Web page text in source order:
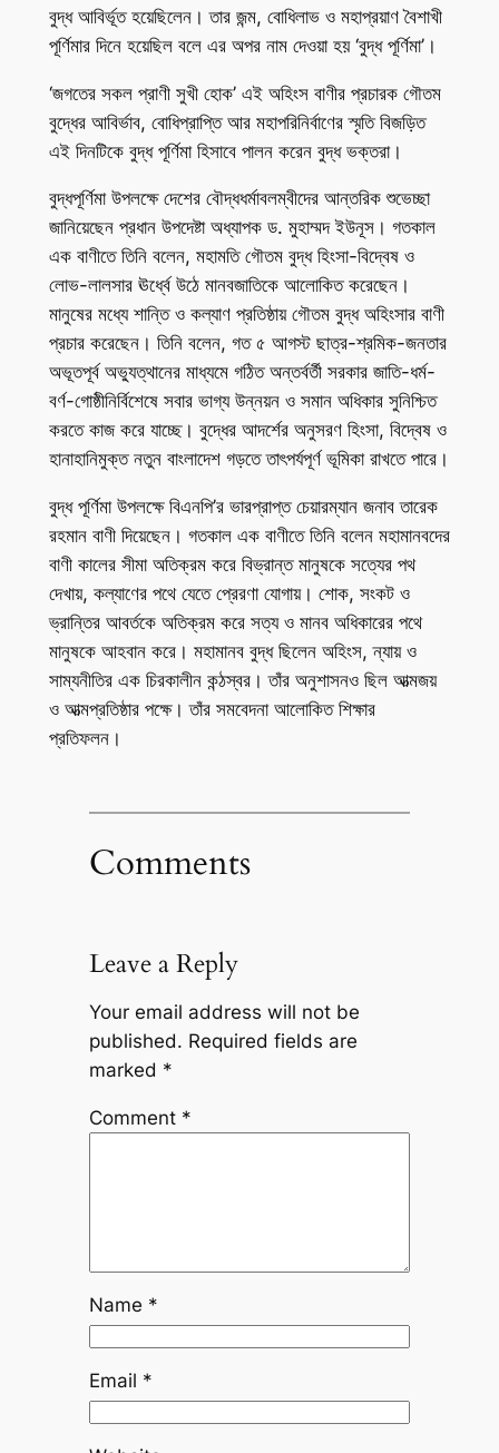
বুদ্ধ আবির্ভূত হয়েছিলেন। তার জন্ম, বোধিলাভ ও মহাপ্রয়াণ বৈশাখী
পূর্ণিমার দিনে হয়েছিল বলে এর অপর নাম দেওয়া হয় ‘বুদ্ধ পূর্ণিমা’।
‘জগতের সকল প্রাণী সুখী হোক’ এই অহিংস বাণীর প্রচারক গৌতম
বুদ্ধের আবির্ভাব, বোধিপ্রাপ্তি আর মহাপরিনির্বাণের স্মৃতি বিজড়িত
এই দিনটিকে বুদ্ধ পূর্ণিমা হিসাবে পালন করেন বুদ্ধ ভক্তরা।
বুদ্ধপূর্ণিমা উপলক্ষে দেশের বৌদ্ধধর্মাবলম্বীদের আন্তরিক শুভেচ্ছা
জানিয়েছেন প্রধান উপদেষ্টা অধ্যাপক ড. মুহাম্মদ ইউনূস। গতকাল
এক বাণীতে তিনি বলেন, মহামতি গৌতম বুদ্ধ হিংসা-বিদ্বেষ ও
লোভ-লালসার ঊর্ধ্বে উঠে মানবজাতিকে আলোকিত করেছেন।
মানুষের মধ্যে শান্তি ও কল্যাণ প্রতিষ্ঠায় গৌতম বুদ্ধ অহিংসার বাণী
প্রচার করেছেন। তিনি বলেন, গত ৫ আগস্ট ছাত্র-শ্রমিক-জনতার
অভূতপূর্ব অভ্যুত্থানের মাধ্যমে গঠিত অন্তর্বর্তী সরকার জাতি-ধর্ম-
বর্ণ-গোষ্ঠীনির্বিশেষে সবার ভাগ্য উন্নয়ন ও সমান অধিকার সুনিশ্চিত
করতে কাজ করে যাচ্ছে। বুদ্ধের আদর্শের অনুসরণ হিংসা, বিদ্বেষ ও
হানাহানিমুক্ত নতুন বাংলাদেশ গড়তে তাৎপর্যপূর্ণ ভূমিকা রাখতে পারে।
বুদ্ধ পূর্ণিমা উপলক্ষে বিএনপি’র ভারপ্রাপ্ত চেয়ারম্যান জনাব তারেক
রহমান বাণী দিয়েছেন। গতকাল এক বাণীতে তিনি বলেন মহামানবদের
বাণী কালের সীমা অতিক্রম করে বিভ্রান্ত মানুষকে সত্যের পথ
দেখায়, কল্যাণের পথে যেতে প্রেরণা যোগায়। শোক, সংকট ও
ভ্রান্তির আবর্তকে অতিক্রম করে সত্য ও মানব অধিকারের পথে
মানুষকে আহবান করে। মহামানব বুদ্ধ ছিলেন অহিংস, ন্যায় ও
সাম্যনীতির এক চিরকালীন কন্ঠস্বর। তাঁর অনুশাসনও ছিল আত্মজয়
ও আত্মপ্রতিষ্ঠার পক্ষে। তাঁর সমবেদনা আলোকিত শিক্ষার
প্রতিফলন।
Comments
Leave a Reply
Your email address will not be
published. Required fields are
marked *
Comment *
Name *
Email *